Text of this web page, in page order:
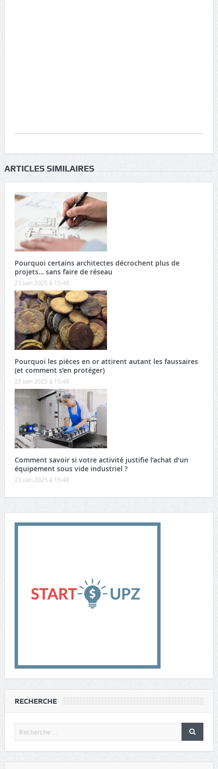
ARTICLES SIMILAIRES
Pourquoi certains architectes décrochent plus de
projets… sans faire de réseau
23 juin 2025 à 15:49
Pourquoi les pièces en or attirent autant les faussaires
(et comment s’en protéger)
23 juin 2025 à 15:48
Comment savoir si votre activité justifie l’achat d’un
équipement sous vide industriel ?
23 juin 2025 à 15:48
RECHERCHE